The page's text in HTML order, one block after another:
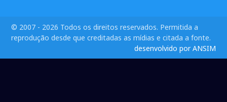
© 2007 - 2026 Todos os direitos reservados. Permitida a
reprodução desde que creditadas as mídias e citada a fonte.
desenvolvido por ANSIM